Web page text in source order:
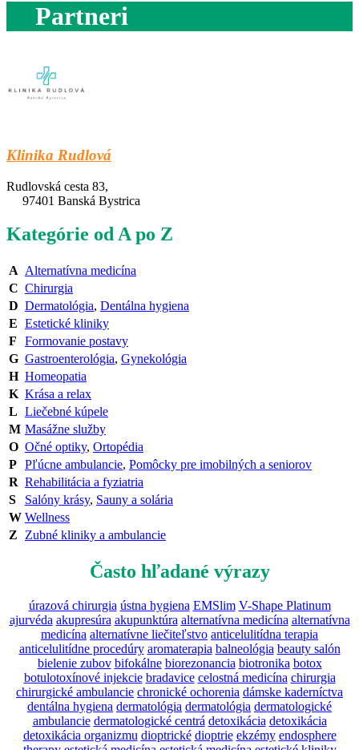
Partneri
Klinika Rudlová
Rudlovská cesta 83,
97401 Banská Bystrica
Kategórie od A po Z
A Alternatívna medicína
C Chirurgia
D Dermatológia, Dentálna hygiena
E Estetické kliniky
F
Formovanie postavy
G Gastroenterológia, Gynekológia
H Homeopatia
K Krása a relax
L Liečebné kúpele
M Masážne služby
O Očné optiky, Ortopédia
P Pľúcne ambulancie, Pomôcky pre imobilných a seniorov
R Rehabilitácia a fyziatria
S
Salóny krásy, Sauny a solária
W Wellness
Z
Zubné kliniky a ambulancie
Často hľadané výrazy
úrazová chirurgia ústna hygiena EMSlim V-Shape Platinum
ajurvéda akupresúra akupunktúra alternatívna medicína alternatívna
medicína alternatívne liečiteľstvo anticelulitídna terapia
anticelulitídne procedúry aromaterapia balneológia beauty salón
bielenie zubov bifokálne biorezonancia biotronika botox
botulotoxínové injekcie bradavice celostná medicína chirurgia
chirurgické ambulancie chronické ochorenia dámske kaderníctva
dentálna hygiena dermatológia dermatológia dermatologické
ambulancie dermatologické centrá detoxikácia detoxikácia
detoxikácia organizmu dioptrické dioptrie ekzémy endosphere